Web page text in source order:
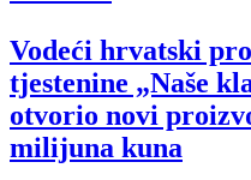
Vodeći hrvatski
tjestenine „Naše
otvorio novi
milijuna kuna